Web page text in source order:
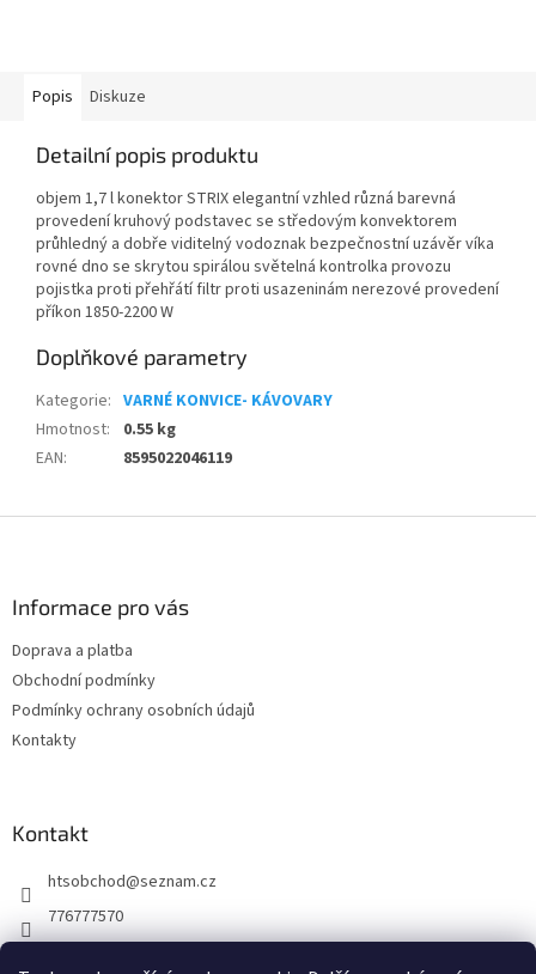
Popis Diskuze
Detailní popis produktu
objem 1,7 l konektor STRIX elegantní vzhled různá barevná
provedení kruhový podstavec se středovým konvektorem
průhledný a dobře viditelný vodoznak bezpečnostní uzávěr víka
rovné dno se skrytou spirálou světelná kontrolka provozu
pojistka proti přehřátí filtr proti usazeninám nerezové provedení
příkon 1850-2200 W
Doplňkové parametry
Kategorie: VARNÉ KONVICE- KÁVOVARY
Hmotnost:
0.55 kg
EAN: 8595022046119
Informace pro vás
Doprava a platba
Obchodní podmínky
Podmínky ochrany osobních údajů
Kontakty
Kontakt
htsobchod@seznam.cz
776777570